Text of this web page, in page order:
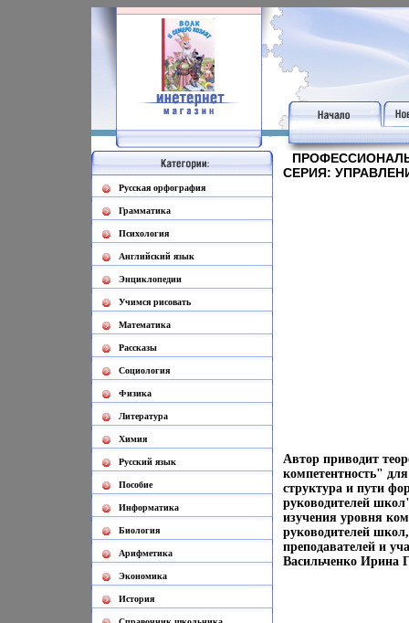
Русская орфография
Грамматика
Психология
Английский язык
Энциклопедии
Учимся рисовать
Математика
Рассказы
Социология
Физика
Литература
Химия
Русский язык
Пособие
Информатика
Биология
Арифметика
Экономика
История
СЕРИЯ:
Автор приводит
компетентность"
структура и пути
руководителей
изучения уровня
руководителей
преподавателей и
Васильченко Ирина